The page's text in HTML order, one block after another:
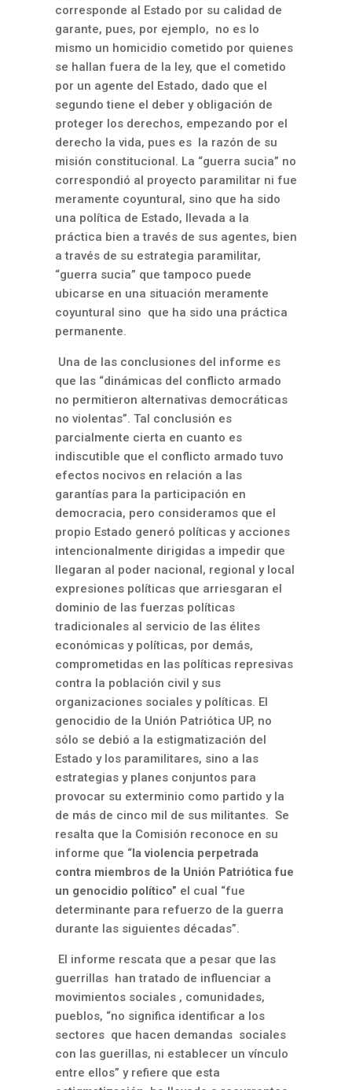
corresponde al Estado por su calidad de
garante, pues, por ejemplo, no es lo
mismo un homicidio cometido por quienes
se hallan fuera de la ley, que el cometido
por un agente del Estado, dado que el
segundo tiene el deber y obligación de
proteger los derechos, empezando por el
derecho la vida, pues es la razón de su
misión constitucional. La “guerra sucia” no
correspondió al proyecto paramilitar ni fue
meramente coyuntural, sino que ha sido
una política de Estado, llevada a la
práctica bien a través de sus agentes, bien
a través de su estrategia paramilitar,
“guerra sucia” que tampoco puede
ubicarse en una situación meramente
coyuntural sino que ha sido una práctica
permanente.
Una de las conclusiones del informe es
que las “dinámicas del conflicto armado
no permitieron alternativas democráticas
no violentas”. Tal conclusión es
parcialmente cierta en cuanto es
indiscutible que el conflicto armado tuvo
efectos nocivos en relación a las
garantías para la participación en
democracia, pero consideramos que el
propio Estado generó políticas y acciones
intencionalmente dirigidas a impedir que
llegaran al poder nacional, regional y local
expresiones políticas que arriesgaran el
dominio de las fuerzas políticas
tradicionales al servicio de las élites
económicas y políticas, por demás,
comprometidas en las políticas represivas
contra la población civil y sus
organizaciones sociales y políticas. El
genocidio de la Unión Patriótica UP, no
sólo se debió a la estigmatización del
Estado y los paramilitares, sino a las
estrategias y planes conjuntos para
provocar su exterminio como partido y la
de más de cinco mil de sus militantes. Se
resalta que la Comisión reconoce en su
informe que “la violencia perpetrada
contra miembros de la Unión Patriótica fue
un genocidio político” el cual “fue
determinante para refuerzo de la guerra
durante las siguientes décadas”.
El informe rescata que a pesar que las
guerrillas han tratado de influenciar a
movimientos sociales , comunidades,
pueblos, “no significa identificar a los
sectores que hacen demandas sociales
con las guerillas, ni establecer un vínculo
entre ellos” y refiere que esta